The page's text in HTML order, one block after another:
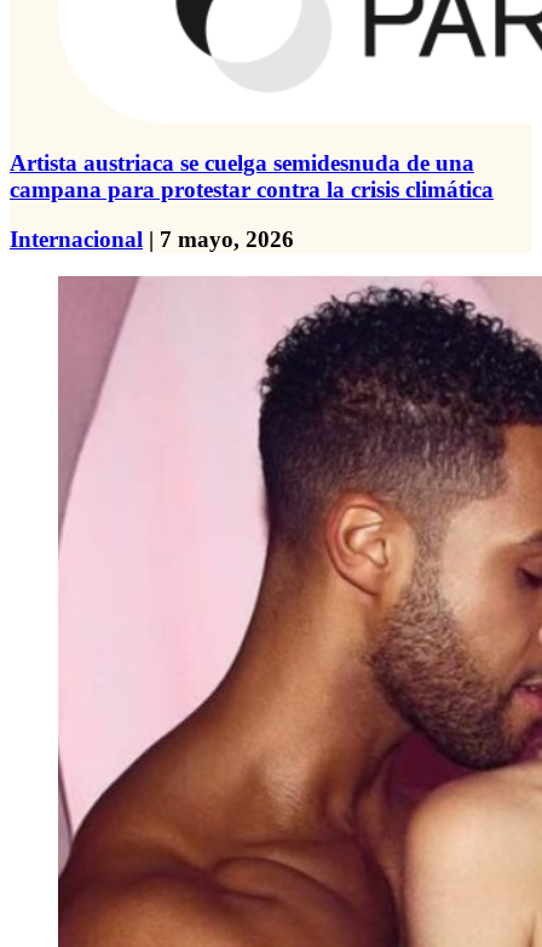
Artista austriaca se cuelga semidesnuda de una
campana para protestar contra la crisis climática
Internacional | 7 mayo, 2026